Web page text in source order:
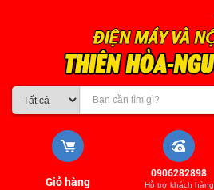
0906282898
Hỗ trợ khách hàng
Giỏ hàng